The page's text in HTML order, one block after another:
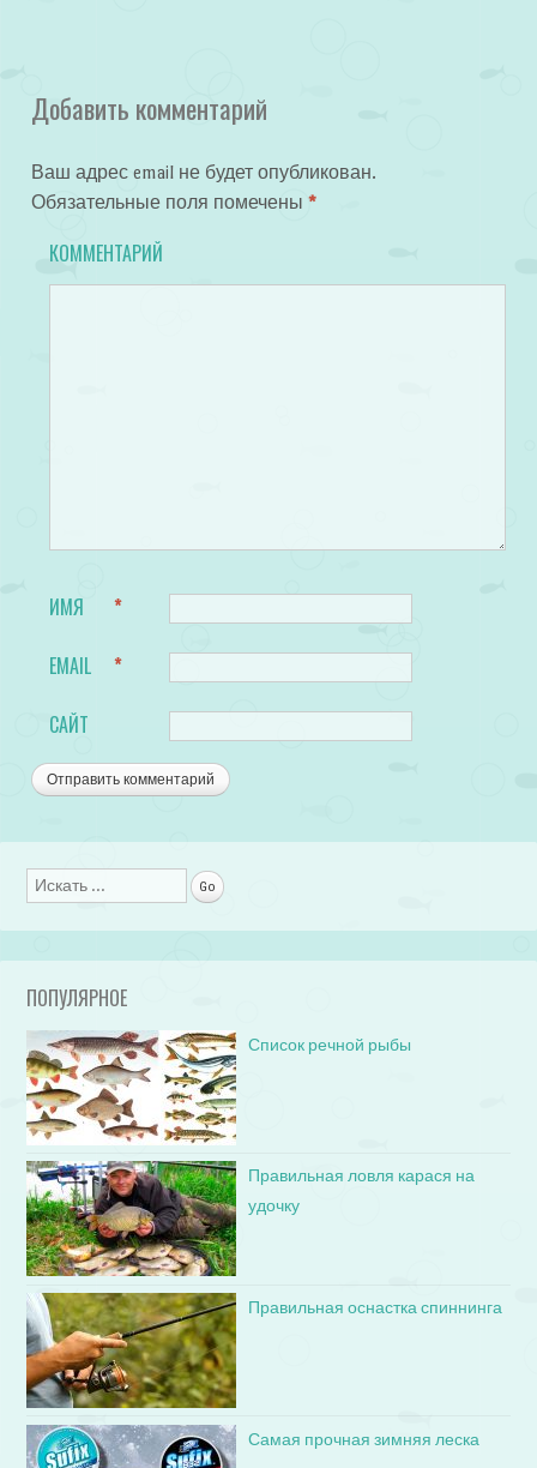
Добавить комментарий
Ваш адрес email не будет опубликован.
Обязательные поля помечены *
КОММЕНТАРИЙ
ИМЯ *
EMAIL *
САЙТ
Поиск
ПОПУЛЯРНОЕ
Список речной рыбы
Правильная ловля карася на
удочку
Правильная оснастка спиннинга
Самая прочная зимняя леска